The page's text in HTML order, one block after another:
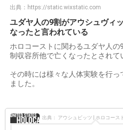
出典： https://static.wixstatic.com
ユダヤ人の9割がアウシュヴィ
なったと言われている
ホロコーストに関わるユダヤ人
制収容所他で亡くなったとされて
その時には様々な人体実験を行っ
ました。
出典： アウシュビッツ | ホロコース